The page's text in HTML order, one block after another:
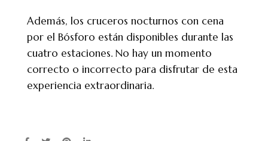
Además, los cruceros nocturnos con cena
por el Bósforo están disponibles durante las
cuatro estaciones. No hay un momento
correcto o incorrecto para disfrutar de esta
experiencia extraordinaria.